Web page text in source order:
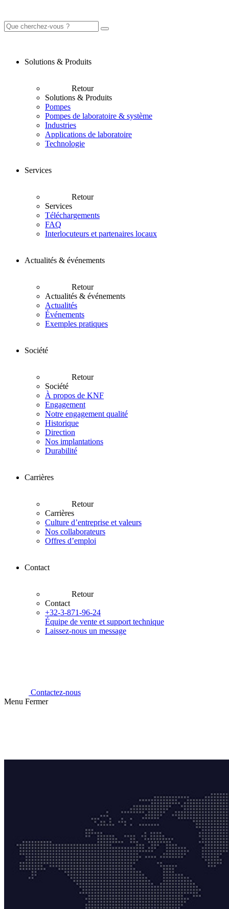
Solutions & Produits
Retour
Solutions & Produits
Pompes
Pompes de laboratoire & système
Industries
Applications de laboratoire
Technologie
Services
Retour
Services
Téléchargements
FAQ
Interlocuteurs et partenaires locaux
Actualités & événements
Retour
Actualités & événements
Actualités
Événements
Exemples pratiques
Société
Retour
Société
À propos de KNF
Engagement
Notre engagement qualité
Historique
Direction
Nos implantations
Durabilité
Carrières
Retour
Carrières
Culture d’entreprise et valeurs
Nos collaborateurs
Offres d’emploi
Contact
Retour
Contact
+32-3-871-96-24
Équipe de vente et support technique
Laissez-nous un message
Contactez-nous
Menu Fermer